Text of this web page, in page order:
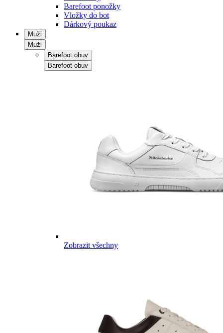
Barefoot ponožky
Vložky do bot
Dárkový poukaz
Muži
Muži
Barefoot obuv
Barefoot obuv
Zobrazit všechny